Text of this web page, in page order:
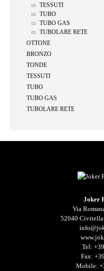
TESSUTI
TUBO
TUBO GAS
TUBOLARE RETE
OTTONE
BRONZO
TONDE
TESSUTI
TUBO
TUBO GAS
TUBOLARE RETE
Joker
Via
52040
Tel:
Fax:
Mobile: